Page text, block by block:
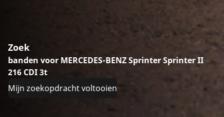
Zoek
banden voor MERCEDES-BENZ Sprinter Sprinter II
216 CDI 3t
Mijn zoekopdracht voltooien